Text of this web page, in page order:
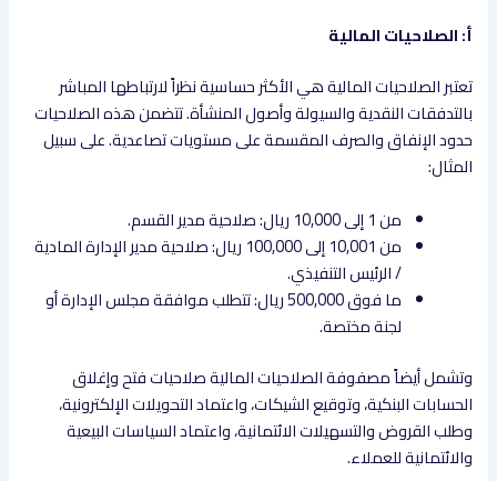
أ: الصلاحيات المالية
تعتبر الصلاحيات المالية هي الأكثر حساسية نظراً لارتباطها المباشر
بالتدفقات النقدية والسيولة وأصول المنشأة. تتضمن هذه الصلاحيات
حدود الإنفاق والصرف المقسمة على مستويات تصاعدية. على سبيل
المثال:
من 1 إلى 10,000 ريال: صلاحية مدير القسم.
من 10,001 إلى 100,000 ريال: صلاحية مدير الإدارة المادية
/ الرئيس التنفيذي.
ما فوق 500,000 ريال: تتطلب موافقة مجلس الإدارة أو
لجنة مختصة.
وتشمل أيضاً مصفوفة الصلاحيات المالية صلاحيات فتح وإغلاق
الحسابات البنكية، وتوقيع الشيكات، واعتماد التحويلات الإلكترونية،
وطلب القروض والتسهيلات الائتمانية، واعتماد السياسات البيعية
والائتمانية للعملاء.